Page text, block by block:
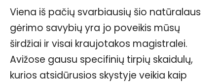
Viena iš pačių svarbiausių šio natūralaus
gėrimo savybių yra jo poveikis mūsų
širdžiai ir visai kraujotakos magistralei.
Avižose gausu specifinių tirpių skaidulų,
kurios atsidūrusios skystyje veikia kaip